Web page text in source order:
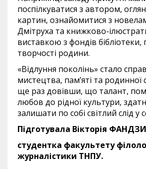
поспілкуватися з автором,
картин, ознайомитися з
Дмітруха та книжково-
виставкою з фондів
творчості родини.
«Відлуння поколінь» стало
мистецтва, пам’яті та родинної
ще раз довівши, що талант,
любов до рідної культури,
залишати по собі світлий слід у
Підготувала Вікторія
студентка факультету
журналістики ТНПУ.